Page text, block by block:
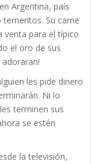
Argentina, país
Su carne
venta para el típico
el oro de sus
les pide dinero
Ni lo
terminen sus
se estén
la televisión,